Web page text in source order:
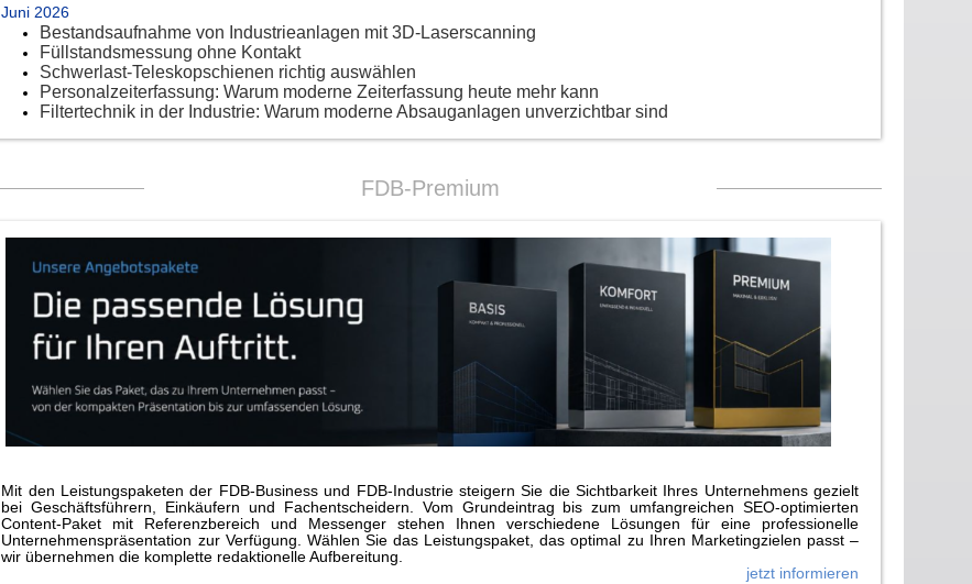
Juni 2026
Bestandsaufnahme von Industrieanlagen mit 3D-Laserscanning
Füllstandsmessung ohne Kontakt
Schwerlast-Teleskopschienen richtig auswählen
Personalzeiterfassung: Warum moderne Zeiterfassung heute mehr kann
Filtertechnik in der Industrie: Warum moderne Absauganlagen unverzichtbar sind
FDB-Premium
Mit den Leistungspaketen der FDB-Business und FDB-Industrie steigern Sie die Sichtbarkeit Ihres Unternehmens gezielt
bei Geschäftsführern, Einkäufern und Fachentscheidern. Vom Grundeintrag bis zum umfangreichen SEO-optimierten
Content-Paket mit Referenzbereich und Messenger stehen Ihnen verschiedene Lösungen für eine professionelle
Unternehmenspräsentation zur Verfügung. Wählen Sie das Leistungspaket, das optimal zu Ihren Marketingzielen passt –
wir übernehmen die komplette redaktionelle Aufbereitung.
jetzt informieren